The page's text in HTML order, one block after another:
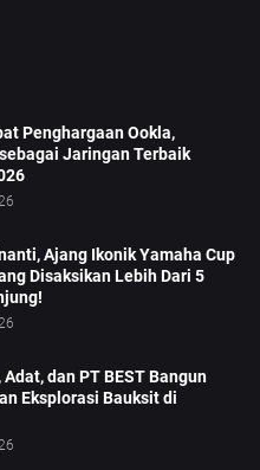
Penghargaan Ookla,
Jaringan Terbaik
Ajang Ikonik Yamaha Cup
Disaksikan Lebih Dari 5
dan PT BEST Bangun
Eksplorasi Bauksit di